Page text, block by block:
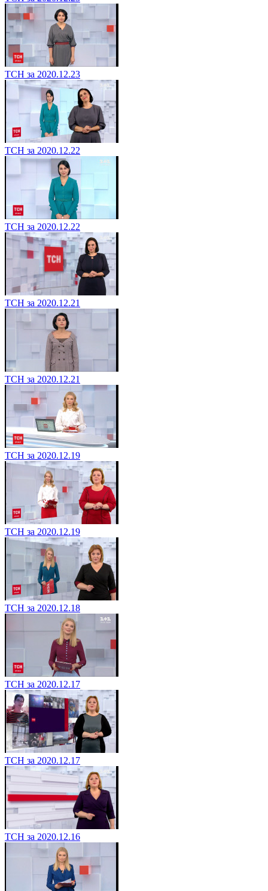
ТСН за 2020.12.23
ТСН за 2020.12.22
ТСН за 2020.12.22
ТСН за 2020.12.21
ТСН за 2020.12.21
ТСН за 2020.12.19
ТСН за 2020.12.19
ТСН за 2020.12.18
ТСН за 2020.12.17
ТСН за 2020.12.17
ТСН за 2020.12.16